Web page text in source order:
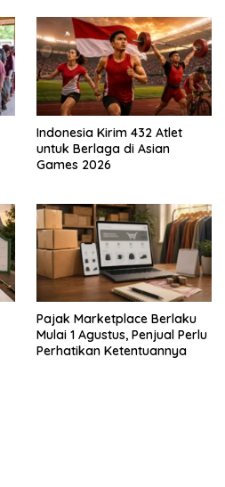
Indonesia Kirim 432 Atlet
untuk Berlaga di Asian
Games 2026
Pajak Marketplace Berlaku
Mulai 1 Agustus, Penjual Perlu
Perhatikan Ketentuannya